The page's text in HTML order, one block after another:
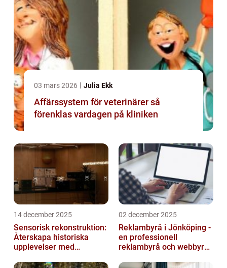
03 mars 2026 Julia Ekk
Affärssystem för veterinärer så
förenklas vardagen på kliniken
14 december 2025
Sensorisk rekonstruktion:
Återskapa historiska
upplevelser med
02 december 2025
Reklambyrå i Jönköping -
en professionell
reklambyrå och webbyrå